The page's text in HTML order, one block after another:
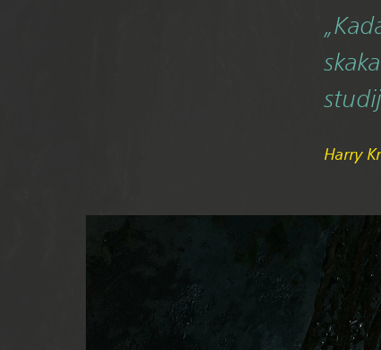
Harry